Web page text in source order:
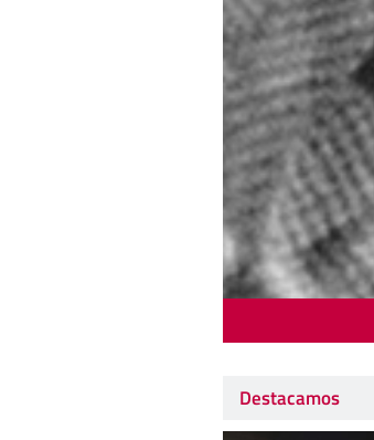
Destacamos